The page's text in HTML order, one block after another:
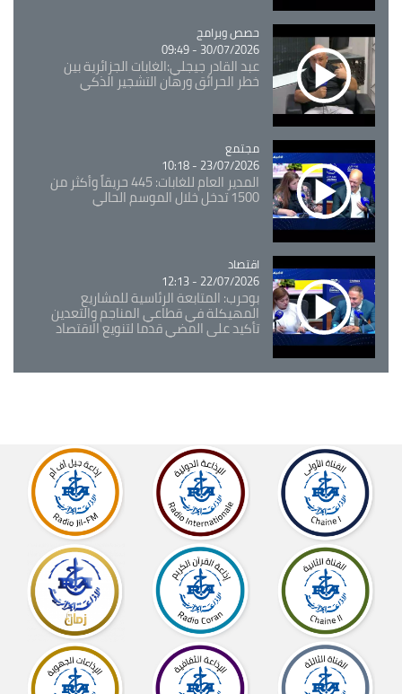
Catégorie
حصص وبرامج
30/07/2026 - 09:49
عبد القادر جيجلي:الغابات الجزائرية بين
خطر الحرائق ورهان التشجير الذكي
Catégorie
مجتمع
23/07/2026 - 10:18
المدير العام للغابات: 445 حريقاً وأكثر من
1500 تدخل خلال الموسم الحالي
Catégorie
اقتصاد
22/07/2026 - 12:13
بوحرب: المتابعة الرئاسية للمشاريع
المهيكلة في قطاعي المناجم والتعدين
تأكيد على المضي قدما لتنويع الاقتصاد